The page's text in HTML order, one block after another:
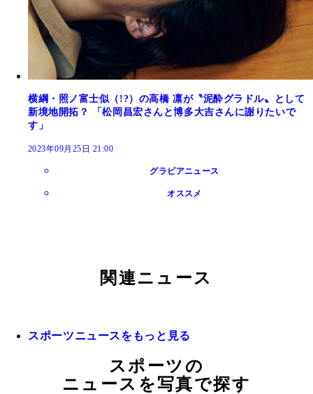
横綱・照ノ富士似（!?）の高橋 凛が〝泥酔グラドル〟として
新境地開拓？ 「松岡昌宏さんと博多大吉さんに謝りたいで
す」
2023年09月25日 21:00
グラビアニュース
オススメ
関連ニュース
スポーツニュースをもっと見る
スポーツの
ニュースを写真で探す